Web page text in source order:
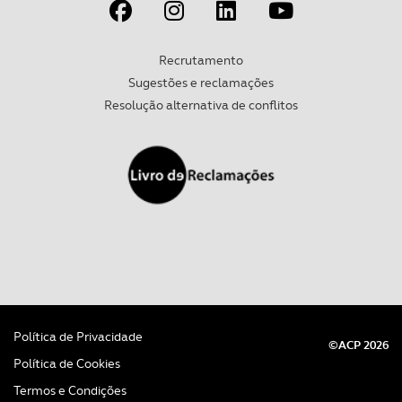
de Lamelas, perto de Ribeira de Pena.
- Necrópole da Póvoa
Recrutamento
Sugestões e reclamações
Resolução alternativa de conflitos
Política de Privacidade
Política de Cookies
Termos e Condições
©ACP 2026